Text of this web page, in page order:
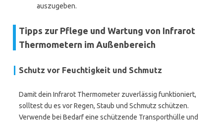
auszugeben.
Tipps zur Pflege und Wartung von Infrarot
Thermometern im Außenbereich
Schutz vor Feuchtigkeit und Schmutz
Damit dein Infrarot Thermometer zuverlässig funktioniert,
solltest du es vor Regen, Staub und Schmutz schützen.
Verwende bei Bedarf eine schützende Transporthülle und